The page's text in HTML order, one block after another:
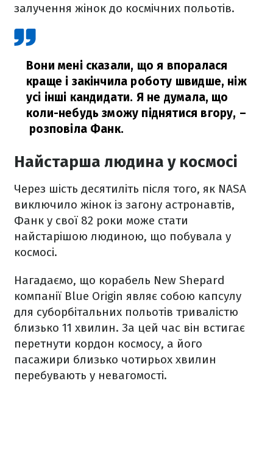
залучення жінок до космічних польотів.
Вони мені сказали, що я впоралася
краще і закінчила роботу швидше, ніж
усі інші кандидати. Я не думала, що
коли-небудь зможу піднятися вгору, –
розповіла Фанк.
Найстарша людина у космосі
Через шість десятиліть після того, як NASA
виключило жінок із загону астронавтів,
Фанк у свої 82 роки може стати
найстарішою людиною, що побувала у
космосі.
Нагадаємо, що корабель New Shepard
компанії Blue Origin являє собою капсулу
для суборбітальних польотів тривалістю
близько 11 хвилин. За цей час він встигає
перетнути кордон космосу, а його
пасажири близько чотирьох хвилин
перебувають у невагомості.